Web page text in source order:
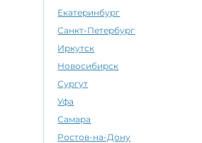
Екатеринбург
Санкт-Петербург
Иркутск
Новосибирск
Сургут
Уфа
Самара
Ростов-на-Дону